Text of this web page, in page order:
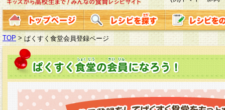
TOP > ぱくすく食堂会員登録ページ